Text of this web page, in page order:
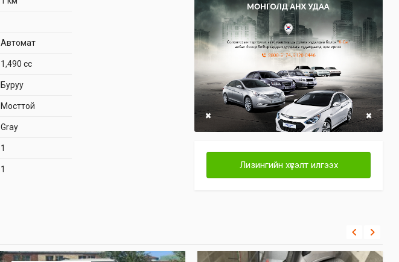
Автомат
1,490 cc
Буруу
Мосттой
Gray
1
1 Лизингийн хүсэлт илгээх